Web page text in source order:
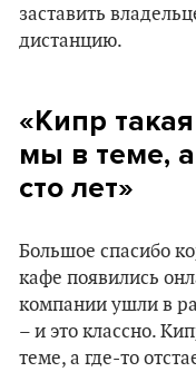
заставить
дистанцию.
«Кипр
мы в теме, а
сто лет»
Большое спасибо
кафе появились
компании ушли в
– и это классно.
теме, а где-то